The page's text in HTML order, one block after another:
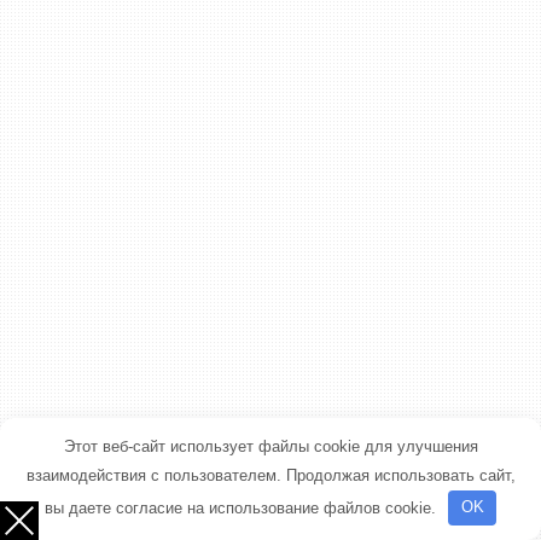
Этот веб-сайт использует файлы cookie для улучшения
взаимодействия с пользователем. Продолжая использовать сайт,
вы даете согласие на использование файлов cookie.
OK